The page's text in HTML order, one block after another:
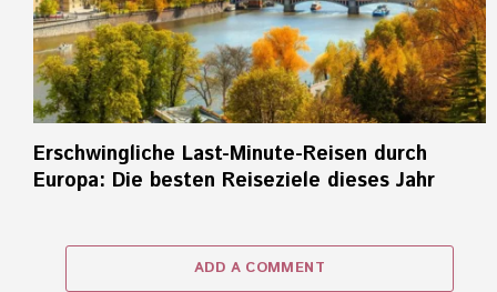
Erschwingliche Last-Minute-Reisen durch
Europa: Die besten Reiseziele dieses Jahr
ADD A COMMENT